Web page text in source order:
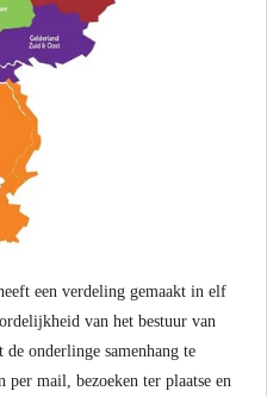
een verdeling gemaakt in elf
van het bestuur van
onderlinge samenhang te
mail, bezoeken ter plaatse en